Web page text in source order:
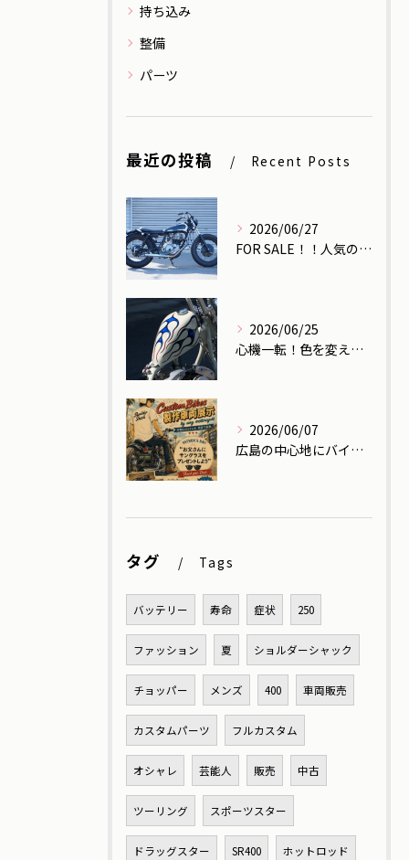
持ち込み
整備
パーツ
最近の投稿 Recent Posts
2026/06/27
FOR SALE！！人気のSR400！！
2026/06/25
心機一転！色を変えたらもはや別のバイク！
2026/06/07
広島の中心地にバイクを展示します！
タグ Tags
バッテリー 寿命 症状 250
ファッション 夏 ショルダーシャック
チョッパー メンズ 400 車両販売
カスタムパーツ フルカスタム
オシャレ 芸能人 販売 中古
ツーリング スポーツスター
ドラッグスター SR400 ホットロッド